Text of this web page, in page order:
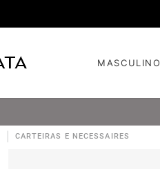
MASCULINO
CARTEIRAS E NECESSAIRES